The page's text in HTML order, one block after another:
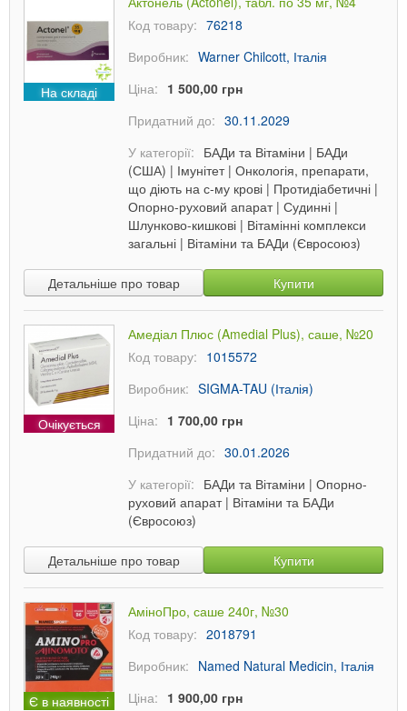
На складі
Код товару: 76218
Виробник: Warner Chilcott, Італія
Ціна: 1 500,00 грн
Придатний до: 30.11.2029
У категорії: БАДи та Вітаміни | БАДи
(США) | Імунітет| Онкологія, препарати,
що діють на с-му крові | Протидіабетичні |
Опорно-руховий апарат| Судинні |
Шлунково-кишкові | Вітамінні комплекси
загальні | Вітаміни та БАДи (Євросоюз)
Детальніше про товар Купити
Очікується
Амедіал Плюс (Amedial Plus), саше, №20
Код товару: 1015572
Виробник: SIGMA-TAU (Італія)
Ціна: 1 700,00 грн
Придатний до: 30.01.2026
У категорії: БАДи та Вітаміни | Опорно-
руховий апарат| Вітаміни та БАДи
(Євросоюз)
Детальніше про товар Купити
Є в наявності
АміноПро, саше 240г, №30
Код товару: 2018791
Виробник: Named Natural Medicin, Італія
Ціна: 1 900,00 грн